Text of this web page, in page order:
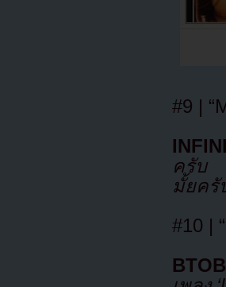
#9 |
ครับ
มั้ยครั
#10 |